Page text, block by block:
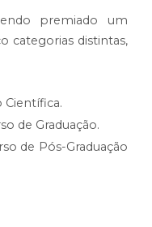
premiado um
categorias distintas,
Científica.
de Graduação.
de Pós-Graduação